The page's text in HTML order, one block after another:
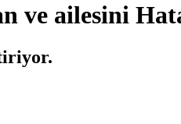
ve ailesini